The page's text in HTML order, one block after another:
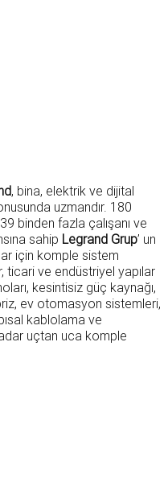
, bina, elektrik ve dijital
uzmandır. 180
binden fazla çalışanı ve
sahip Legrand Grup’ un
için komple sistem
ticari ve endüstriyel yapılar
kesintisiz güç kaynağı,
ev otomasyon sistemleri,
kablolama ve
uçtan uca komple